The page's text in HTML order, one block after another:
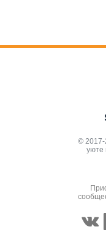
© 2017-
уюте